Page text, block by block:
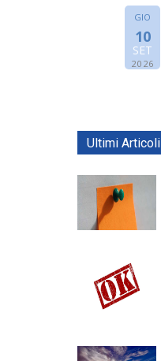
GIO
10
SET
2026
Ultimi Articoli